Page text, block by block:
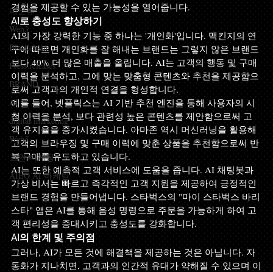
미분류
Web3
Blockchain
Press releases
BRAND
AI
digital marketing
Web3
코인 마케팅
AIEO AI 마케팅
경험을 제공할 수 있는 가능성을 열어줍니다.
AI로 충성도 향상하기
AI의 가장 강력한 기능 중 하나는 '개인화'입니다. 맥킨지의 연
구에 따르면 개인화를 잘 해내는 브랜드는 그렇지 않은 브랜드
보다 40% 더 많은 매출을 올립니다. AI는 고객의 행동 및 구매
이력을 분석하고, 그에 맞는 맞춤형 콘텐츠와 추천을 제공함으
로써 고객과의 개인적 연결을 형성합니다.
예를 들어, 넷플릭스는 AI 기반 추천 엔진을 통해 사용자의 시
청 이력을 분석, 보다 관련성 높은 콘텐츠를 제안함으로써 고
객 유지율을 증가시켰습니다. 아마존 역시 머신러닝을 활용해
고객의 브라우징 및 구매 이력에 맞춘 상품을 추천함으로써 반
복 구매를 유도하고 있습니다.
AI는 또한 예측적 고객 서비스에 도움을 줍니다. AI 채팅봇과
가상 비서는 빠르고 즉각적인 고객 지원을 제공하여 긍정적인
브랜드 경험을 만들어냅니다. 스타벅스의 "마이 스타벅스 바리
스타" 앱은 AI를 통해 음성 명령으로 주문을 가능하게 하여 고
객 편리성을 증대시키고 충성도를 강화합니다.
AI의 한계 및 주의점
그러나, AI가 모든 것에 해결책을 제공하는 것은 아닙니다. 자
동화가 지나치면, 고객과의 인간적 유대가 약해질 수 있으며 이